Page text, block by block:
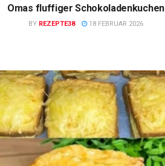
Omas fluffiger Schokoladenkuchen
BY REZEPTE38 18 FEBRUAR 2026